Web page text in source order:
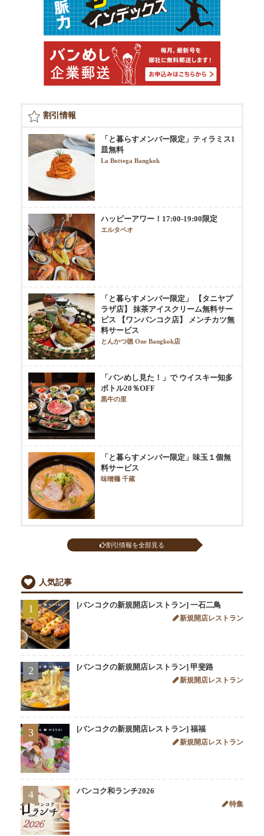
割引情報
「と暮らすメンバー限定」ティラミス1
皿無料
La Bottega Bangkok
ハッピーアワー！17:00-19:00限定
エルタペオ
「と暮らすメンバー限定」 【タニヤプ
ラザ店】 抹茶アイスクリーム無料サー
ビス 【ワンバンコク店】 メンチカツ無
料サービス
とんかつ徳 One Bangkok店
「バンめし見た！」で ウイスキー知多
ボトル20％OFF
黒牛の里
「と暮らすメンバー限定」味玉１個無
料サービス
味噌麺 千蔵
割引情報を全部見る
人気記事
1 [バンコクの新規開店レストラン] 一石二鳥
新規開店レストラン
2 [バンコクの新規開店レストラン] 甲斐路
新規開店レストラン
3 [バンコクの新規開店レストラン] 福福
新規開店レストラン
4 バンコク和ランチ2026
特集